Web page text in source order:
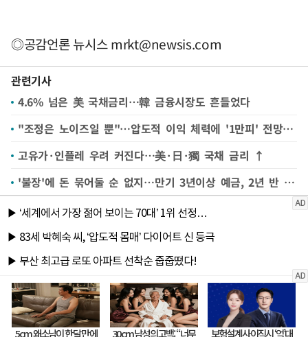
◎공감언론 뉴시스mrkt@newsis.com
관련기사
4.6% 넘은 美 국채금리…韓 금융시장도 흔들었다
"조정은 노이즈일 뿐"…압도적 이익 체력에 '1만피' 전망 여전
고유가·인플레 우려 커진다…美·日·獨 국채 금리 ↑
'불장'에 돈 묶어둘 순 없지…만기 3년이상 예금, 2년 반 만에 '뚝'